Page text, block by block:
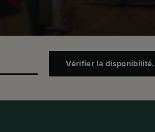
Vérifier la disponibilité.